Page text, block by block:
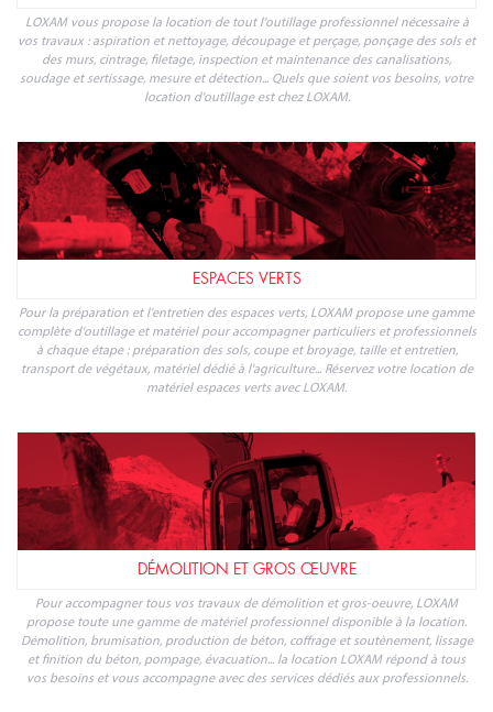
LOXAM vous propose la location de tout l'outillage professionnel nécessaire à
vos travaux : aspiration et nettoyage, découpage et perçage, ponçage des sols et
des murs, cintrage, filetage, inspection et maintenance des canalisations,
soudage et sertissage, mesure et détection... Quels que soient vos besoins, votre
location d'outillage est chez LOXAM.
ESPACES VERTS
Pour la préparation et l'entretien des espaces verts, LOXAM propose une gamme
complète d'outillage et matériel pour accompagner particuliers et professionnels
à chaque étape : préparation des sols, coupe et broyage, taille et entretien,
transport de végétaux, matériel dédié à l'agriculture... Réservez votre location de
matériel espaces verts avec LOXAM.
DÉMOLITION ET GROS ŒUVRE
Pour accompagner tous vos travaux de démolition et gros-oeuvre, LOXAM
propose toute une gamme de matériel professionnel disponible à la location.
Démolition, brumisation, production de béton, coffrage et soutènement, lissage
et finition du béton, pompage, évacuation... la location LOXAM répond à tous
vos besoins et vous accompagne avec des services dédiés aux professionnels.